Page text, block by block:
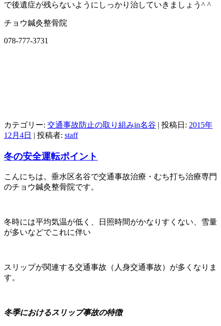
で後遺症が残らないようにしっかり治していきましょう^ ^
チョウ鍼灸整骨院
078-777-3731
カテゴリー: 交通事故防止の取り組みin名谷 | 投稿日: 2015年
12月4日 | 投稿者: staff
冬の安全運転ポイント
こんにちは。垂水区名谷で交通事故治療・むち打ち治療専門
のチョウ鍼灸整骨院です。
冬時には平均気温が低く、日照時間がかなりすくない、雪量
が多いなどでこれに伴い
スリップが関連する交通事故（人身交通事故）が多くなりま
す。
冬季におけるスリップ事故の特徴